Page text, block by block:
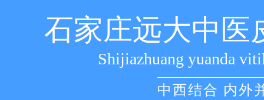
石家庄远大中医
Shijiazhuang yuanda
中西结合 内外